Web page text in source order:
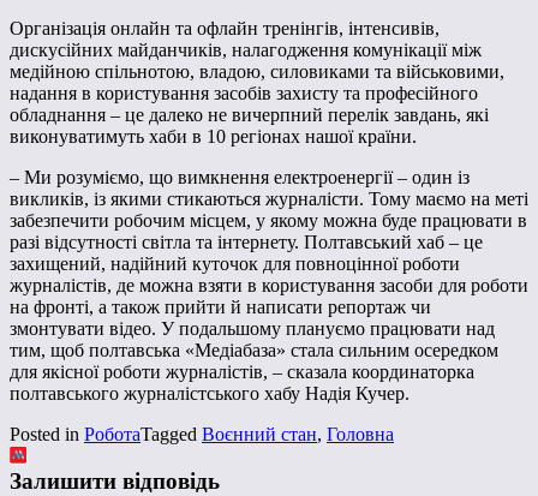
Організація онлайн та офлайн тренінгів, інтенсивів,
дискусійних майданчиків, налагодження комунікації між
медійною спільнотою, владою, силовиками та військовими,
надання в користування засобів захисту та професійного
обладнання – це далеко не вичерпний перелік завдань, які
виконуватимуть хаби в 10 регіонах нашої країни.
– Ми розуміємо, що вимкнення електроенергії – один із
викликів, із якими стикаються журналісти. Тому маємо на меті
забезпечити робочим місцем, у якому можна буде працювати в
разі відсутності світла та інтернету. Полтавський хаб – це
захищений, надійний куточок для повноцінної роботи
журналістів, де можна взяти в користування засоби для роботи
на фронті, а також прийти й написати репортаж чи
змонтувати відео. У подальшому плануємо працювати над
тим, щоб полтавська «Медіабаза» стала сильним осередком
для якісної роботи журналістів, – сказала координаторка
полтавського журналістського хабу Надія Кучер.
Posted in РоботаTagged Воєнний стан, Головна
Залишити відповідь